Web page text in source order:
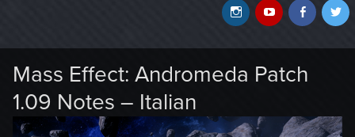
YouTube
Instagram
Mass Effect: Andromeda Patch
1.09 Notes – Italian